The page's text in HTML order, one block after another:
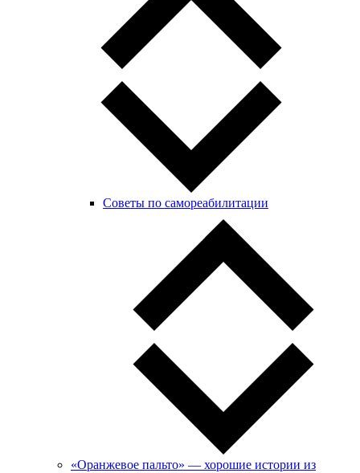
Советы по самореабилитации
«Оранжевое пальто» — хорошие истории из